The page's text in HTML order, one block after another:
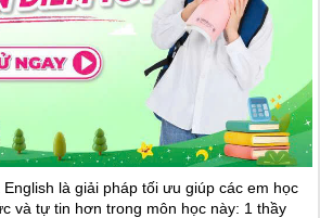
là giải pháp tối ưu giúp các em học
và tự tin hơn trong môn học này: 1 thầy